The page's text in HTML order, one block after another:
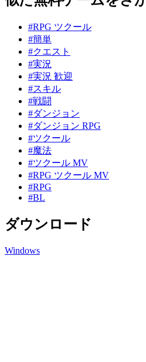
#RPG ツクール
#簡単
#クエスト
#実況
#実況 歓迎
#スキル
#戦闘
#ダンジョン
#ダンジョン RPG
#ツクール
#魔法
#ツクール MV
#RPG ツクール MV
#RPG
#BL
ダウンロード
Windows